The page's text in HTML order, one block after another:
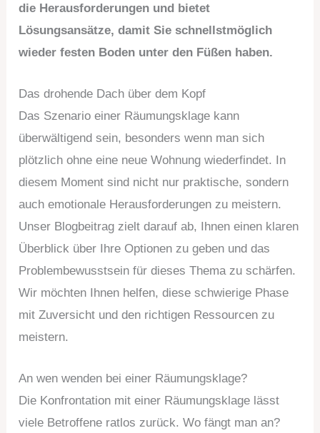
die Herausforderungen und bietet
Lösungsansätze, damit Sie schnellstmöglich
wieder festen Boden unter den Füßen haben.
Das drohende Dach über dem Kopf
Das Szenario einer Räumungsklage kann
überwältigend sein, besonders wenn man sich
plötzlich ohne eine neue Wohnung wiederfindet. In
diesem Moment sind nicht nur praktische, sondern
auch emotionale Herausforderungen zu meistern.
Unser Blogbeitrag zielt darauf ab, Ihnen einen klaren
Überblick über Ihre Optionen zu geben und das
Problembewusstsein für dieses Thema zu schärfen.
Wir möchten Ihnen helfen, diese schwierige Phase
mit Zuversicht und den richtigen Ressourcen zu
meistern.
An wen wenden bei einer Räumungsklage?
Die Konfrontation mit einer Räumungsklage lässt
viele Betroffene ratlos zurück. Wo fängt man an?